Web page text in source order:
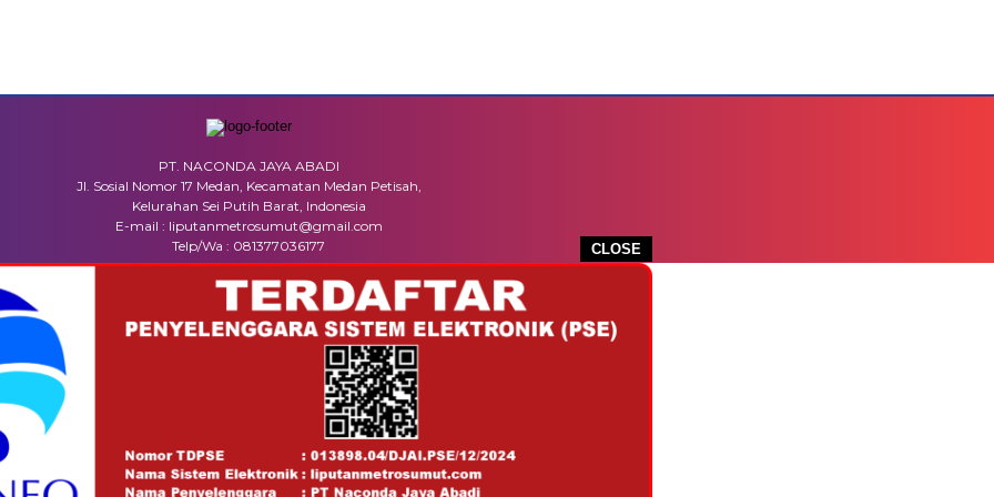
CLOSE
PT. NACONDA JAYA ABADI
Jl. Sosial Nomor 17 Medan, Kecamatan Medan Petisah,
Kelurahan Sei Putih Barat, Indonesia
E-mail : liputanmetrosumut@gmail.com
Telp/Wa : 081377036177
facebook.com
instagram.com web.whatsapp.com
HUBUNGI KAMI
COPYRIGHT © 2025 LIPUTANMETROSUMUT.COM - ALL RIGHTS RESERVED